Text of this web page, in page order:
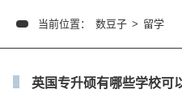
当前位置： 数豆子 > 留学
英国专升硕有哪些学校可